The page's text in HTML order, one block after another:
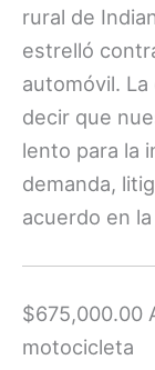
rural de
estrelló
automóvil.
decir que
lento para la
demanda,
acuerdo en
$675,000.00
motocicleta